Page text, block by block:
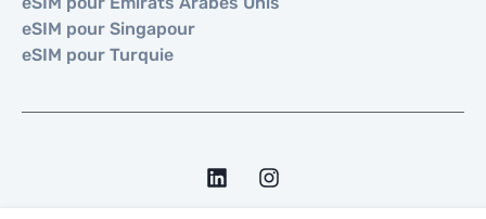
eSIM pour Singapour
eSIM pour Turquie